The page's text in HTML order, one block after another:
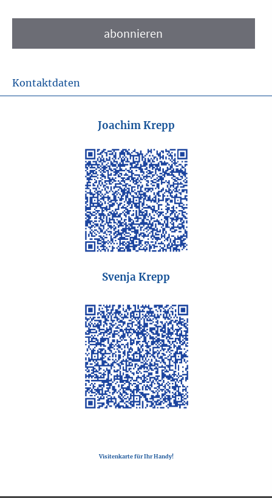
Kontaktdaten
Joachim Krepp
Svenja Krepp
Visitenkarte für Ihr Handy!